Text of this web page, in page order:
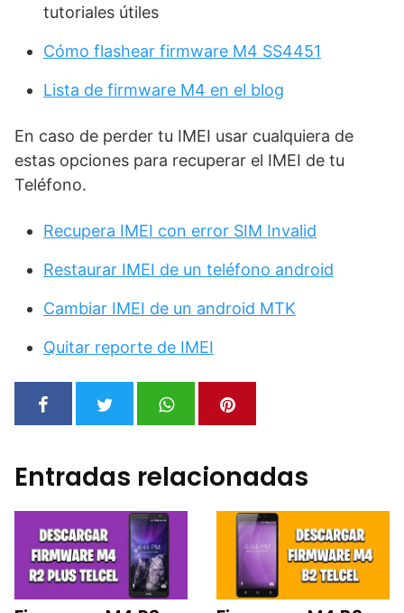
tutoriales útiles
Cómo flashear firmware M4 SS4451
Lista de firmware M4 en el blog
En caso de perder tu IMEI usar cualquiera de
estas opciones para recuperar el IMEI de tu
Teléfono.
Recupera IMEI con error SIM Invalid
Restaurar IMEI de un teléfono android
Cambiar IMEI de un android MTK
Quitar reporte de IMEI
Entradas relacionadas